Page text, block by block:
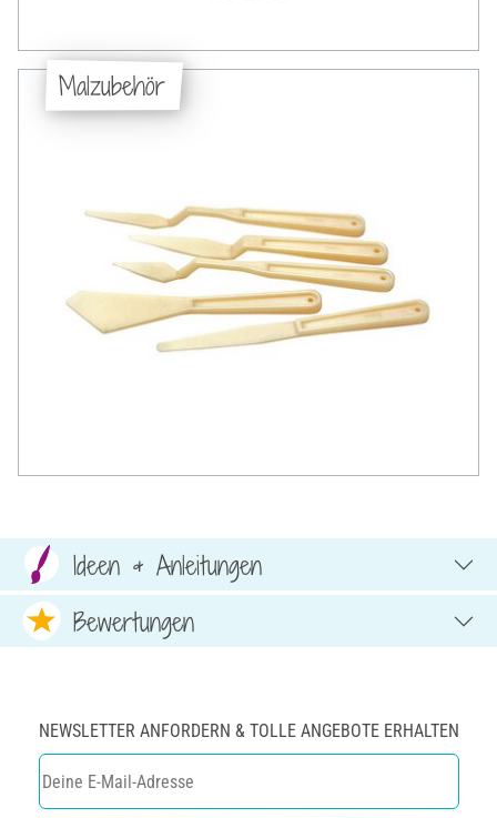
Malzubehör
Ideen & Anleitungen
Bewertungen
NEWSLETTER ANFORDERN & TOLLE ANGEBOTE ERHALTEN